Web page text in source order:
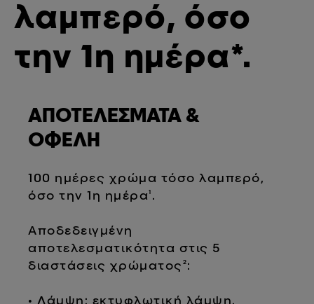
λαμπερό, όσο
την 1η ημέρα*.
ΑΠΟΤΕΛΕΣΜΑΤΑ &
ΟΦΕΛΗ
100 ημέρες χρώμα τόσο λαμπερό,
όσο την 1η ημέρα¹.
Αποδεδειγμένη
αποτελεσματικότητα στις 5
διαστάσεις χρώματος²:
• Λάμψη: εκτυφλωτική λάμψη.